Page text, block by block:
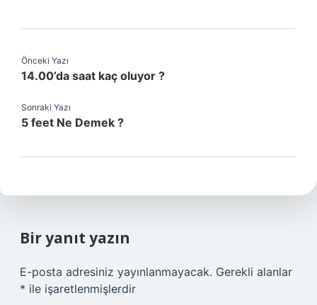
Önceki Yazı
14.00’da saat kaç oluyor ?
Sonraki Yazı
5 feet Ne Demek ?
Bir yanıt yazın
E-posta adresiniz yayınlanmayacak. Gerekli alanlar
* ile işaretlenmişlerdir